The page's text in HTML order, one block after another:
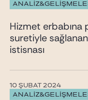
Hizmet erbabına
suretiyle
istisnası
10 ŞUBAT 2024